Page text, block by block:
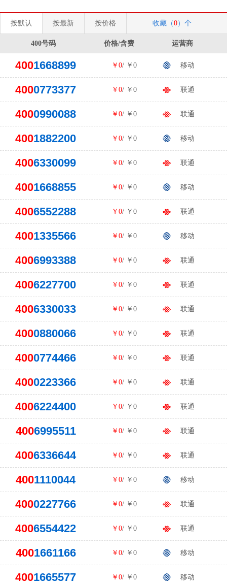
按默认 按最新 按价格 收藏（0）个
400号码 价格/含费 运营商
4001668899 ￥0/ ￥0 移动
4000773377 ￥0/ ￥0 联通
4000990088 ￥0/ ￥0 联通
4001882200 ￥0/ ￥0 移动
4006330099 ￥0/ ￥0 联通
4001668855 ￥0/ ￥0 移动
4006552288 ￥0/ ￥0 联通
4001335566 ￥0/ ￥0 移动
4006993388 ￥0/ ￥0 联通
4006227700 ￥0/ ￥0 联通
4006330033 ￥0/ ￥0 联通
4000880066 ￥0/ ￥0 联通
4000774466 ￥0/ ￥0 联通
4000223366 ￥0/ ￥0 联通
4006224400 ￥0/ ￥0 联通
4006995511 ￥0/ ￥0 联通
4006336644 ￥0/ ￥0 联通
4001110044 ￥0/ ￥0 移动
4000227766 ￥0/ ￥0 联通
4006554422 ￥0/ ￥0 联通
4001661166 ￥0/ ￥0 移动
4001665577 ￥0/ ￥0 移动